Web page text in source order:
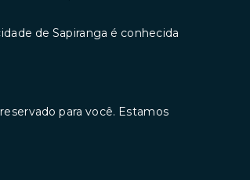
de Sapiranga é conhecida
para você. Estamos